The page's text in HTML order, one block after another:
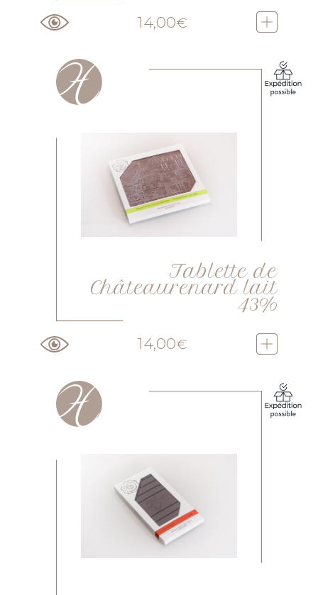
14,00€
Tablette de
Châteaurenard lait
43%
14,00€